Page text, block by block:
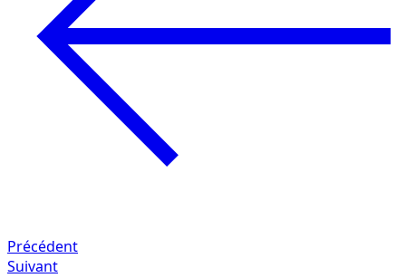
Précédent
Suivant